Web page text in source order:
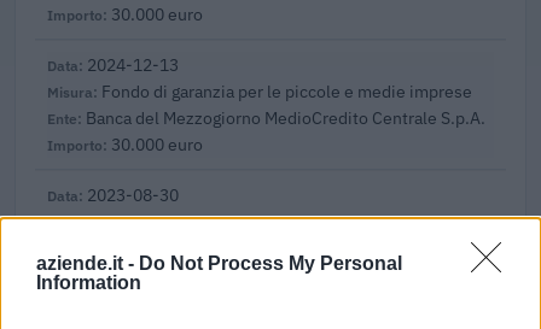
aziende.it - Do Not Process My Personal
Information
30.000 euro
2024-12-13
Fondo di garanzia per le piccole e medie imprese
Banca del Mezzogiorno MedioCredito Centrale S.p.A.
30.000 euro
2023-08-30
TCF: Garanzie sui prestiti per PMI e piccole
Banca del Mezzogiorno MedioCredito Centrale S.p.A.